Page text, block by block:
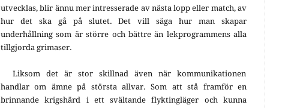
utvecklas, blir ännu mer intresserade av nästa lopp eller match, av
hur det ska gå på slutet. Det vill säga hur man skapar
underhållning som är större och bättre än lekprogrammens alla
tillgjorda grimaser.
Liksom det är stor skillnad även när kommunikationen
handlar om ämne på största allvar. Som att stå framför en
brinnande krigshärd i ett svältande flyktingläger och kunna